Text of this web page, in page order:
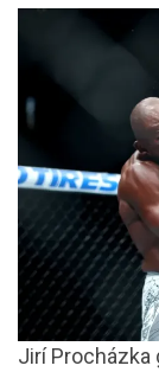
Jirí Procházka